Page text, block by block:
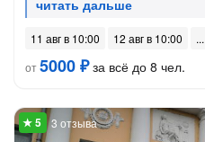
11 авг в 10:00
12 авг в 10:00
от5000 ₽за всё до 8 чел.
3 отзыва